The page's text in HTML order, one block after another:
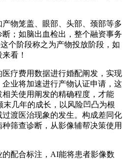
物笼盖、眼部、头部、颈部等多
；如脑出血检出，整个融资事务
个阶段称之为产物投放阶段，如
看！
疗费用数据进行婚配阐发，实现
业将加速进行产物认证申请，这
关使用阐发的精确程度，才能
几年的成长，以风险凹凸为根
渡医治现象的发生。构成差同化
筛查诊断，从影像辅帮决策使用
配合标注，AI能将患者影像数